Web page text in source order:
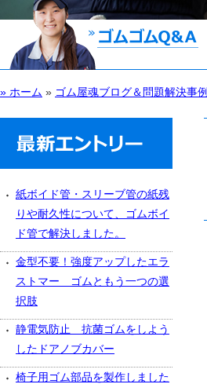
» ホーム » ゴム屋魂ブログ＆問題解決事例
紙ボイド管・スリーブ管の紙残
りや耐久性について、ゴムボイ
ド管で解決しました。
金型不要！強度アップしたエラ
ストマー ゴムともう一つの選
択肢
静電気防止 抗菌ゴムをしよう
したドアノブカバー
椅子用ゴム部品を製作しました